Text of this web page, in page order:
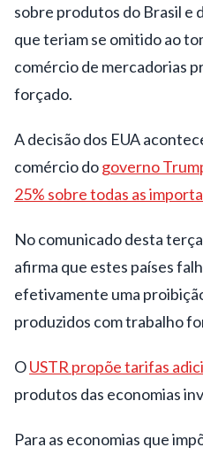
sobre produtos do Brasil e
que teriam se omitido ao
comércio de mercadorias
forçado.
A decisão dos EUA
comércio dogoverno
25% sobre todas as
No comunicado desta
afirma que estes países
efetivamente uma
produzidos com trabalho
OUSTR propõe tarifas
produtos das economias
Para as economias que